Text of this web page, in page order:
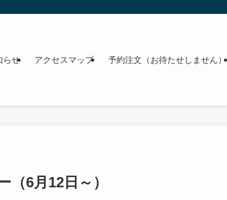
らせ アクセスマップ 予約注文（お待たせしません）
（6月12日～）